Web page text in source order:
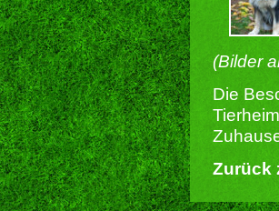
(Bilder
Die
Zurück